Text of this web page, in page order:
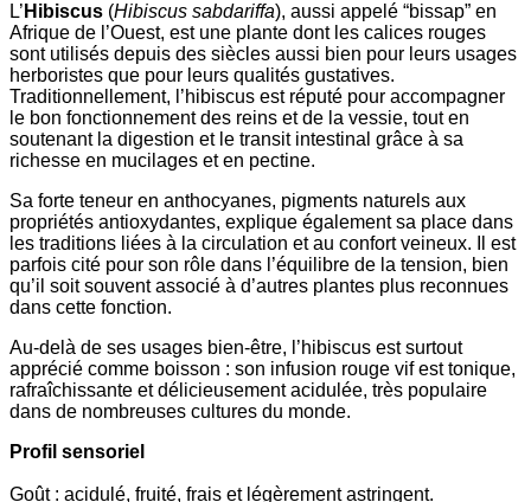
L’ Hibiscus (Hibiscus sabdariffa), aussi appelé “bissap” en
Afrique de l’Ouest, est une plante dont les calices rouges
sont utilisés depuis des siècles aussi bien pour leurs usages
herboristes que pour leurs qualités gustatives.
Traditionnellement, l’hibiscus est réputé pour accompagner
le bon fonctionnement des reins et de la vessie, tout en
soutenant la digestion et le transit intestinal grâce à sa
richesse en mucilages et en pectine.
Sa forte teneur en anthocyanes, pigments naturels aux
propriétés antioxydantes, explique également sa place dans
les traditions liées à la circulation et au confort veineux. Il est
parfois cité pour son rôle dans l’équilibre de la tension, bien
qu’il soit souvent associé à d’autres plantes plus reconnues
dans cette fonction.
Au-delà de ses usages bien-être, l’hibiscus est surtout
apprécié comme boisson : son infusion rouge vif est tonique,
rafraîchissante et délicieusement acidulée, très populaire
dans de nombreuses cultures du monde.
Profil sensoriel
Goût : acidulé, fruité, frais et légèrement astringent.